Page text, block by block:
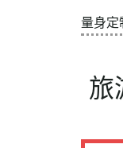
量身定
旅